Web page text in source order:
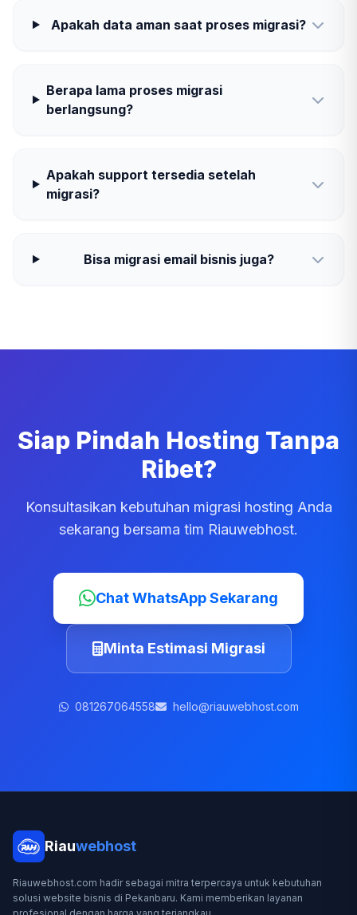
Apakah data aman saat proses migrasi?
Berapa lama proses migrasi
berlangsung?
Apakah support tersedia setelah
migrasi?
Bisa migrasi email bisnis juga?
Siap Pindah Hosting Tanpa
Ribet?
Konsultasikan kebutuhan migrasi hosting Anda
sekarang bersama tim Riauwebhost.
Chat WhatsApp Sekarang
Minta Estimasi Migrasi
081267064558 hello@riauwebhost.com
Riauwebhost
Riauwebhost.com hadir sebagai mitra terpercaya untuk kebutuhan
solusi website bisnis di Pekanbaru. Kami memberikan layanan